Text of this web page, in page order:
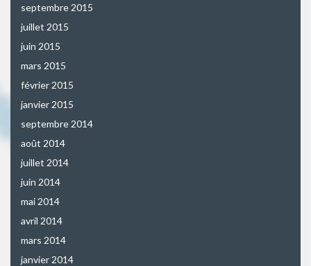
septembre 2015
juillet 2015
juin 2015
mars 2015
février 2015
janvier 2015
septembre 2014
août 2014
juillet 2014
juin 2014
mai 2014
avril 2014
mars 2014
janvier 2014